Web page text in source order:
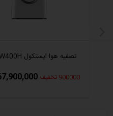
تصفیه هوا ایستکول TM-TW400H
900000 تخفیف 67,900,000